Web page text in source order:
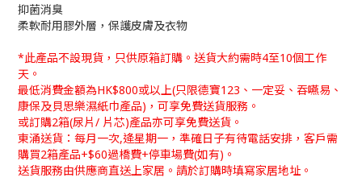
抑菌消臭
柔軟耐用膠外層，保護皮膚及衣物
*此產品不設現貨，只供原箱訂購。送貨大約需時4至10個工作
天。
最低消費金額為HK$800或以上(只限德寶123、一定妥、吞嚥易、
康保及貝思樂濕紙巾產品)，可享免費送貨服務。
或訂購2箱(尿片/ 片芯)產品亦可享免費送貨。
東涌送貨：每月一次,逄星期一，準確日子有待電話安排，客戶需
購買2箱產品+$60過橋費+停車場費(如有)。
送貨服務由供應商直送上家居。請於訂購時填寫家居地址。